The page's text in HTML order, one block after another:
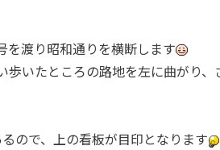
を渡り昭和通りを横断します
いたところの路地を左に曲がり
ので、上の看板が目印となります